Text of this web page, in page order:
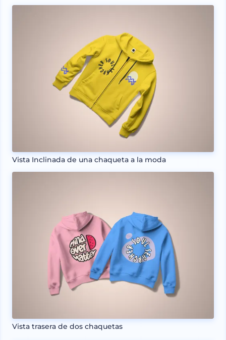
Vista Inclinada de una chaqueta a la moda
Vista trasera de dos chaquetas